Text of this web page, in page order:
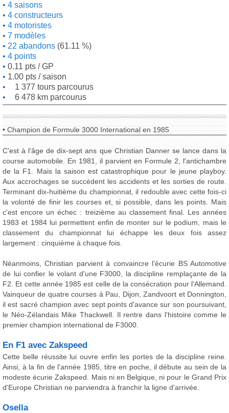
4 saisons
4 constructeurs
4 motoristes
7 modèles
22 abandons (61.11 %)
4 points
0.11 pts / GP
1.00 pts / saison
1 377 tours parcourus
6 478 km parcourus
• Champion de Formule 3000 International en 1985
C'est à l'âge de dix-sept ans que Christian Danner se lance dans la
course automobile. En 1981, il parvient en Formule 2, l'antichambre
de la F1. Mais la saison est catastrophique pour le jeune playboy.
Aux accrochages se succèdent les accidents et les sorties de route.
Terminant dix-huitième du championnat, il redouble avec cette fois-ci
la volonté de finir les courses et, si possible, dans les points. Mais
c'est encore un échec : treizième au classement final. Les années
1983 et 1984 lui permettent enfin de monter sur le podium, mais le
classement du championnat lui échappe les deux fois assez
largement : cinquième à chaque fois.
Néanmoins, Christian parvient à convaincre l'écurie BS Automotive
de lui confier le volant d'une F3000, la discipline remplaçante de la
F2. Et cette année 1985 est celle de la consécration pour l'Allemand.
Vainqueur de quatre courses à Pau, Dijon, Zandvoort et Donnington,
il est sacré champion avec sept points d'avance sur son poursuivant,
le Néo-Zélandais Mike Thackwell. Il rentre dans l'histoire comme le
premier champion international de F3000.
En F1 avec Zakspeed
Cette belle réussite lui ouvre enfin les portes de la discipline reine.
Ainsi, à la fin de l'année 1985, titre en poche, il débute au sein de la
modeste écurie Zakspeed. Mais ni en Belgique, ni pour le Grand Prix
d'Europe Christian ne parviendra à franchir la ligne d'arrivée.
Osella